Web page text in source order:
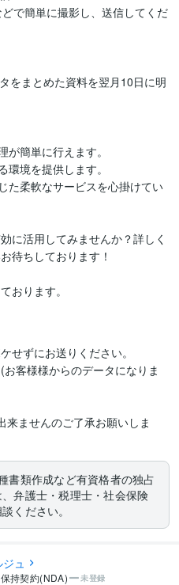
が簡単に行えます。
環境を提供します。
た柔軟なサービスを心掛けてい
に活用してみませんか？詳しく
待ちしております！
おります。
せずにお送りください。
客様様からのデータになりま
ませんのご了承お願いしま
書類作成など有資格者の独占
弁護士・税理士・社会保険
ください。
ュ
持契約(NDA) 未登録